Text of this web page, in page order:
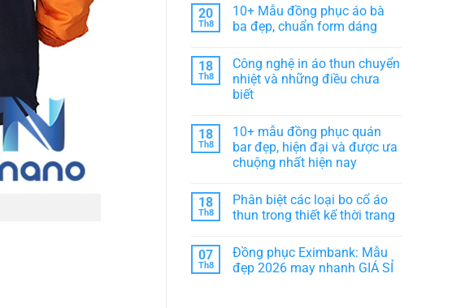
phân
loại
–
Giải
pháp
phong
cách
dịch
vụ
khách
bình
luận
ở
HD
Bank:
Sự
kết
hòa
giữa
thẩm
mỹ
và
20
Th8
10+ Mẫu đồng phục áo bà
ba đẹp, chuẩn form dáng
bình
luận
ở
10+
phục
áo
bà
ba
đẹp,
dáng
18
Th8
Công nghệ in áo thun chuyển
nhiệt và những điều chưa
biết
bình
luận
ở
Công
áo
thun
chuyển
những
điều
chưa
18
Th8
10+ mẫu đồng phục quán
bar đẹp, hiện đại và được ưa
chuộng nhất hiện nay
bình
luận
ở
đồng
phục
quán
18
Th8
Phân biệt các loại bo cổ áo
thun trong thiết kế thời trang
bình
luận
ở
07
Th8
Đồng phục Eximbank: Mẫu
đẹp 2026 may nhanh GIÁ SỈ